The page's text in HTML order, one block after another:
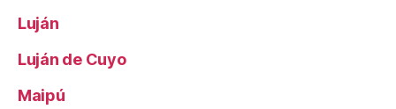
Luján
Luján de Cuyo
Maipú